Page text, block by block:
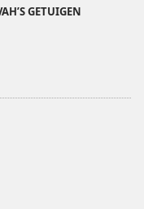
GETUIGEN